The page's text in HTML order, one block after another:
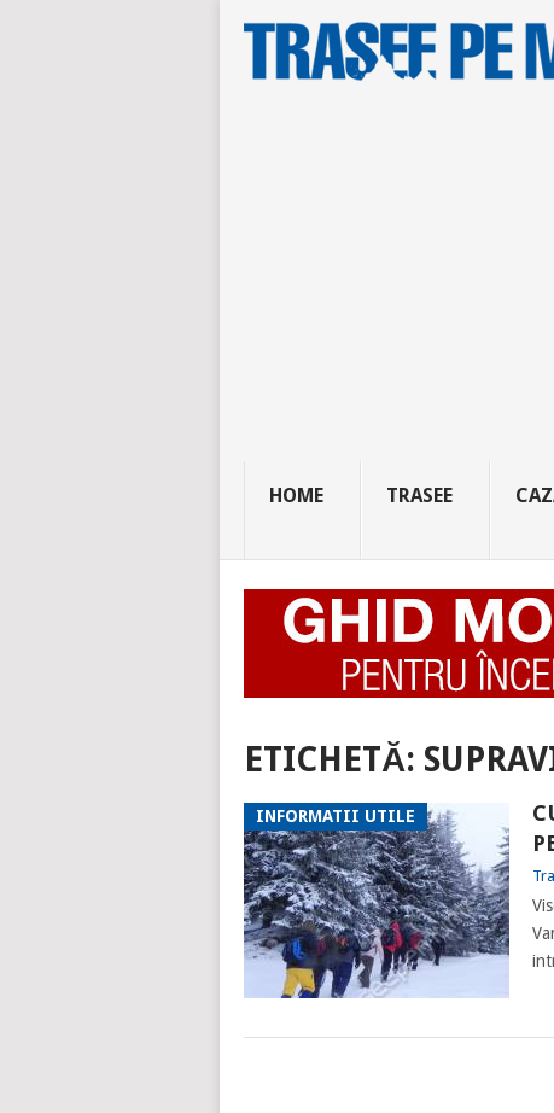
HOME TRASEE
ETICHETĂ:
INFORMATII UTILE